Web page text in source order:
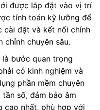
được lắp đặt vào vị trí
tính toán kỹ lưỡng để
cài đặt và kết nối chính
chỉnh chuyên sâu.
bước quan trọng
có kinh nghiệm và
phần mềm chuyên
số, đảm bảo âm
cao nhất, phù hợp với